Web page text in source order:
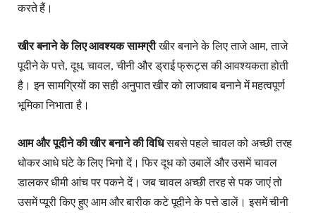
करते हैं।
खीर बनाने के लिए आवश्यक सामग्रीखीर बनाने के लिए ताजे आम, ताजे
पूदीने के पत्ते, दूध, चावल, चीनी और ड्राई फ्रूट्स की आवश्यकता होती
है। इन सामग्रियों का सही अनुपात खीर को लाजवाब बनाने में महत्वपूर्ण
भूमिका निभाता है।
आम और पूदीने की खीर बनाने की विधिसबसे पहले चावल को अच्छी तरह
धोकर आधे घंटे के लिए भिगो दें। फिर दूध को उबालें और उसमें चावल
डालकर धीमी आंच पर पकने दें। जब चावल अच्छी तरह से पक जाएं तो
उसमें प्यूरी किए हुए आम और बारीक कटे पूदीने के पत्ते डालें। इसमें चीनी